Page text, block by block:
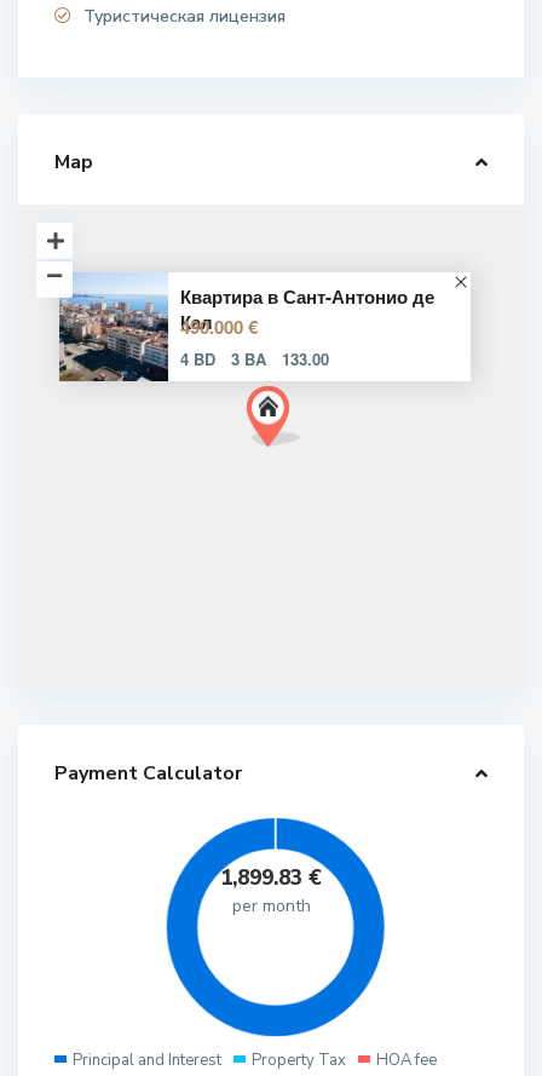
Туристическая лицензия
Map
Квартира в Сант-Антонио де
Кал
490.000 €
4 BD 3 BA 133.00
Payment Calculator
1,899.83 €
per month
Principal and Interest Property Tax
HOA fee